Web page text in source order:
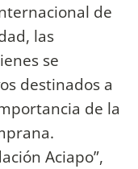
de
las
se
destinados a
de la
Aciapo”,